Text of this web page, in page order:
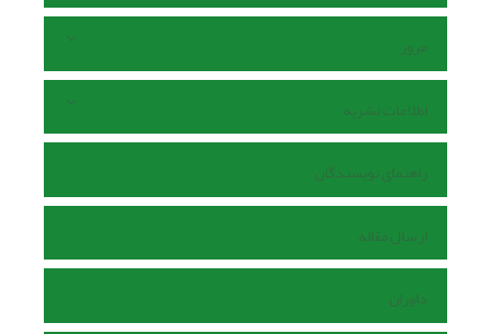
مرور
اطلاعات نشریه
راهنمای نویسندگان
ارسال مقاله
داوران